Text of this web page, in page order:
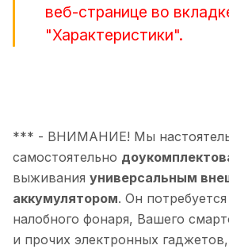
веб-странице во
"Характеристики".
*** - ВНИМАНИЕ! Мы
самостоятельно
выживания универсальным
аккумулятором. Он
налобного фонаря, Вашего
и прочих электронных